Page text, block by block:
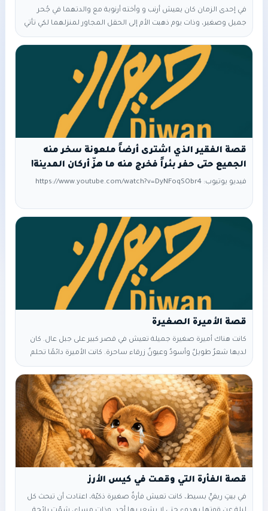
في إحدى الزمان كان يعيش أرنب و وأخته أرنوبة مع والدتهما في جُحر
جميل وصغير، وذات يوم ذهبت الأم إلى الحقل المجاور لمنزلهما لكي تأتي
بالطعام لأطفالها، وحذرتهما من مغادرة المنزل لأنهما مازالا صغيران،
وبعد وقت قصير قال الأرنب لشقيقته الأرنوبة أنهما يمتلكان أربعة أرجل
مثل أمهما، وذيل طويل مثلها، فلماذا لا يذهبان حتى يتمشيان سويا ثم
يعودان قبل عودة
قصة الفقير الذي اشترى أرضاً ملعونة سخر منه
الجميع حتى حفر بئراً فخرج منه ما هزّ أركان المدينة!
فيديو يوتيوب: https://www.youtube.com/watch?v=DyNFoqSObr4
قصة الأميرة الصغيرة
كانت هناك أميرة صغيرة جميلة تعيش في قصر كبير على جبل عال. كان
لديها شعرٌ طويلٌ وأسودٌ وعيونٌ زرقاء ساحرة. كانت الأميرة دائمًا تحلم
بالمغامرات. ذات يوم، قررت الأميرة الصغيرة أن تخرج في رحلة ممتعة إلى
الغابة المجاورة. وضعت تاجها اللامع على رأسها وارتدت فستانها الوردي
الجميل. خلال رحلتها، اكتشفت الأميرة العديد من الأشياء الجميلة في
الغابة. رأت طيورًا تغرّد بألوان
في بيتٍ ريفيٍّ بسيط، كانت تعيش فأرةٌ صغيرة ذكيّة، اعتادت أن تبحث كل